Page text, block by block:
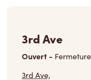
3rd Ave
Ouvert - Fermeture
3rd Ave,